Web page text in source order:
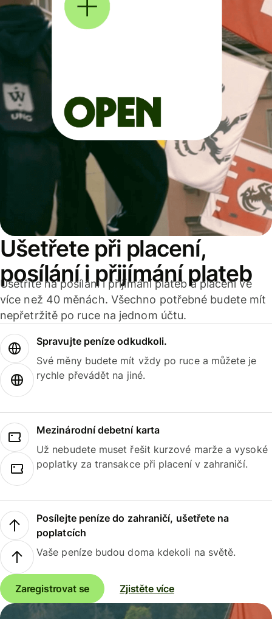
Ušetřete při placení,
posílání i přijímání plateb
Ušetříte na posílání i přijímání plateb a placení ve
více než 40 měnách. Všechno potřebné budete mít
nepřetržitě po ruce na jednom účtu.
Spravujte peníze odkudkoli.
Své měny budete mít vždy po ruce a můžete je
rychle převádět na jiné.
Mezinárodní debetní karta
Už nebudete muset řešit kurzové marže a vysoké
poplatky za transakce při placení v zahraničí.
Posílejte peníze do zahraničí, ušetřete na
poplatcích
Vaše peníze budou doma kdekoli na světě.
Zaregistrovat se Zjistěte více